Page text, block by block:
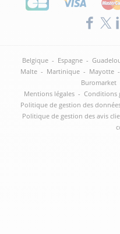
Belgique - Espagne -
Malte - Martinique - Mayotte -
Buromarket
Mentions légales - Conditions
Politique de gestion des
Politique de gestion des avis